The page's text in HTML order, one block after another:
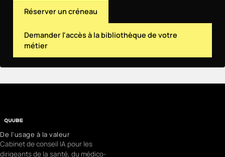
Réserver un créneau
Demander l'accès à la bibliothèque de votre
métier
De l'usage à la valeur
Cabinet de conseil IA pour les
dirigeants de la santé, du médico-